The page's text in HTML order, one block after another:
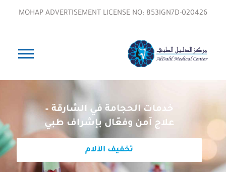
MOHAP ADVERTISEMENT LICENSE NO: 853IGN7D-020426
خدمات الحجامة في الشارقة –
علاج آمن وفعّال بإشراف طبي
تخفيف الآلام